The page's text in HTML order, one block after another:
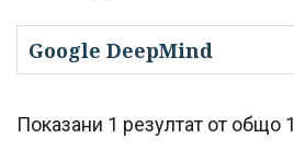
Показани 1 резултат от общо 1